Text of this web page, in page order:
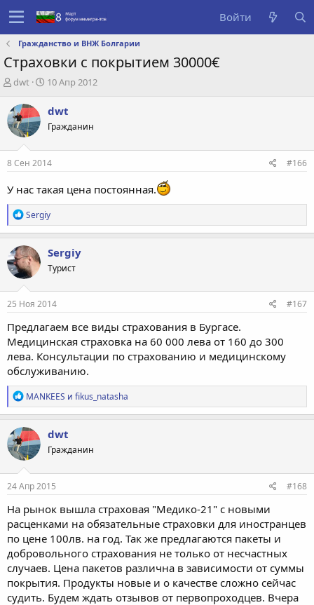
Войти
Гражданство и ВНЖ Болгарии
Страховки с покрытием 30000€
А
т
о
р
е
м
dwt
Д
т
а
с
з
д
н
и
я
10 Апр 2012
dwt
Гражданин
8 Сен 2014 #166
У нас такая цена постоянная.
Р
е
а
к
ц
и
и
:
Sergiy
Sergiy
Турист
25 Ноя 2014 #167
Предлагаем все виды страхования в Бургасе.
Медицинская страховка на 60 000 лева от 160 до 300
лева. Консультации по страхованию и медицинскому
обслуживанию.
Р
е
а
к
ц
и
и
:
MANKEES и fikus_natasha
dwt
Гражданин
24 Апр 2015 #168
На рынок вышла страховая "Медико-21" с новыми
расценками на обязательные страховки для иностранцев
по цене 100лв. на год. Так же предлагаются пакеты и
добровольного страхования не только от несчастных
случаев. Цена пакетов различна в зависимости от суммы
покрытия. Продукты новые и о качестве сложно сейчас
судить. Будем ждать отзывов от первопроходцев. Вчера